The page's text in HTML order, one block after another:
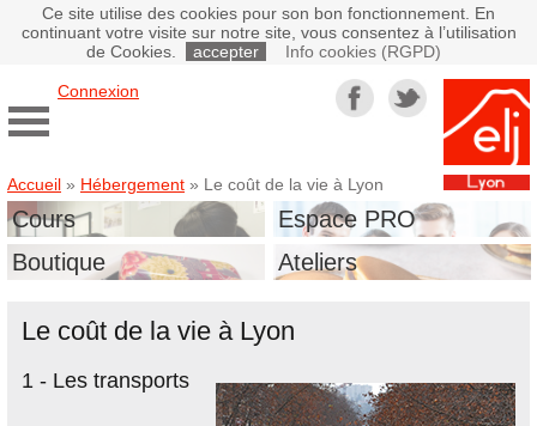
Ce site utilise des cookies pour son bon fonctionnement. En
continuant votre visite sur notre site, vous consentez à l’utilisation
de Cookies.
accepter Info cookies (RGPD)
Connexion
Accueil » Hébergement » Le coût de la vie à Lyon
Cours
Espace PRO
Ateliers
Boutique
Le coût de la vie à Lyon
1 - Les transports